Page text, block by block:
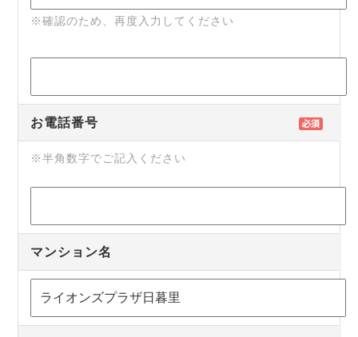
※確認のため、再度入力してください
お電話番号
※半角数字でご記入ください
マンション名